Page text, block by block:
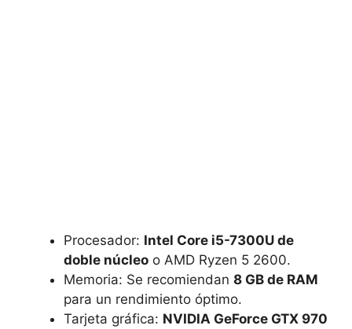
Procesador: Intel Core i5-7300U de
doble núcleo o AMD Ryzen 5 2600.
Memoria: Se recomiendan 8 GB de RAM
para un rendimiento óptimo.
Tarjeta gráfica: NVIDIA GeForce GTX 970